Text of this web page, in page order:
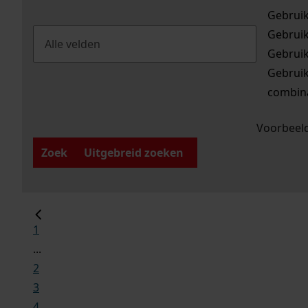
Zoek
Uitgebreid zoeken
1
...
2
3